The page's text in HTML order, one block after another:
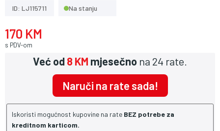
ID: LJ115711 Na stanju
170 KM
s PDV-om
Već od8 KM mjesečno na 24 rate.
Naruči na rate sada!
Iskoristi mogućnost kupovine na rate BEZ potrebe za
kreditnom karticom.